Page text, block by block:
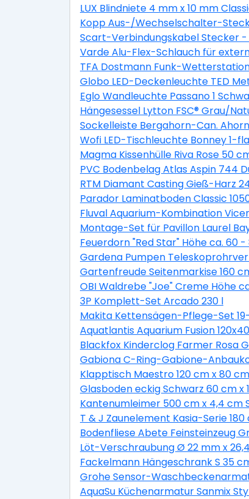
LUX Blindniete 4 mm x 10 mm
Kopp Aus-/Wechselschalter-
Scart-Verbindungskabel Stecker -
Varde Alu-Flex-Schlauch für
TFA Dostmann Funk-
Globo LED-Deckenleuchte TED
Eglo Wandleuchte Passano 1
Hängesessel Lytton FSC® Grau/
Sockelleiste Bergahorn-Can.
Wofi LED-Tischleuchte Bonney 1-
Magma Kissenhülle Riva Rose 50
PVC Bodenbelag Atlas Aspin 744
RTM Diamant Casting Gieß-Harz
Parador Laminatboden Classic
Fluval Aquarium-Kombination
Montage-Set für Pavillon Laurel
Feuerdorn "Red Star" Höhe ca. 60
Gardena Pumpen
Gartenfreude Seitenmarkise 160
OBI Waldrebe "Joe" Creme Höhe
3P Komplett-Set Arcado 230 l
Makita Kettensägen-Pflege-Set 19-
Aquatlantis Aquarium Fusion
Blackfox Kinderclog Farmer Rosa
Gabiona C-Ring-Gabione-
Klapptisch Maestro 120 cm x 80
Glasboden eckig Schwarz 60 cm x
Kantenumleimer 500 cm x 4,4 cm
T & J Zaunelement Kasia-Serie
Bodenfliese Abete Feinsteinzeug
Löt-Verschraubung Ø 22 mm x
Fackelmann Hängeschrank S 35
Grohe Sensor-
AquaSu Küchenarmatur Sanmix